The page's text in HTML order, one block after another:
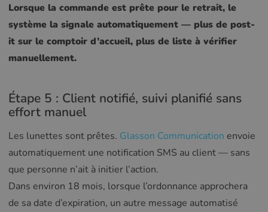
Lorsque la commande est prête pour le retrait, le
système la signale automatiquement — plus de post-
it sur le comptoir d’accueil, plus de liste à vérifier
manuellement.
Étape 5 : Client notifié, suivi planifié sans
effort manuel
Les lunettes sont prêtes. Glasson Communication envoie
automatiquement une notification SMS au client — sans
que personne n’ait à initier l’action.
Dans environ 18 mois, lorsque l’ordonnance approchera
de sa date d’expiration, un autre message automatisé